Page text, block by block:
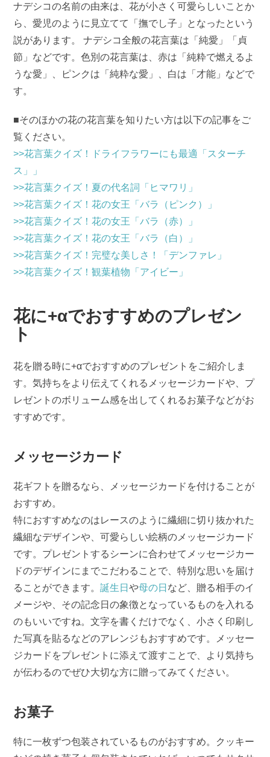
ナデシコの名前の由来は、花が小さく可愛らしいことか
ら、愛児のように見立てて「撫でし子」となったという
説があります。 ナデシコ全般の花言葉は「純愛」「貞
節」などです。色別の花言葉は、赤は「純粋で燃えるよ
うな愛」、ピンクは「純粋な愛」、白は「才能」などで
す。
■そのほかの花の花言葉を知りたい方は以下の記事をご
覧ください。
>>花言葉クイズ！ドライフラワーにも最適「スターチ
ス」」
>>花言葉クイズ！夏の代名詞「ヒマワリ」
>>花言葉クイズ！花の女王「バラ（ピンク）」
>>花言葉クイズ！花の女王「バラ（赤）」
>>花言葉クイズ！花の女王「バラ（白）」
>>花言葉クイズ！完璧な美しさ！「デンファレ」
>>花言葉クイズ！観葉植物「アイビー」
花に+αでおすすめのプレゼン
ト
花を贈る時に+αでおすすめのプレゼントをご紹介しま
す。気持ちをより伝えてくれるメッセージカードや、プ
レゼントのボリューム感を出してくれるお菓子などがお
すすめです。
メッセージカード
花ギフトを贈るなら、メッセージカードを付けることが
おすすめ。
特におすすめなのはレースのように繊細に切り抜かれた
繊細なデザインや、可愛らしい絵柄のメッセージカード
です。プレゼントするシーンに合わせてメッセージカー
ドのデザインにまでこだわることで、特別な思いを届け
ることができます。誕生日や母の日 など、贈る相手のイ
メージや、その記念日の象徴となっているものを入れる
のもいいですね。文字を書くだけでなく、小さく印刷し
た写真を貼るなどのアレンジもおすすめです。メッセー
ジカードをプレゼントに添えて渡すことで、より気持ち
が伝わるのでぜひ大切な方に贈ってみてください。
お菓子
特に一枚ずつ包装されているものがおすすめ。クッキー